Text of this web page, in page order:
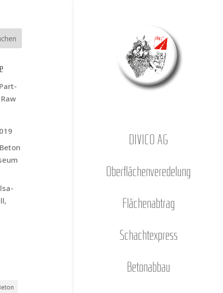
DIVICO AG
Ober­flä­chen­ver­ede­lung
Flä­chen­ab­trag
Schacht­ex­press
Beton­ab­bau
Part­